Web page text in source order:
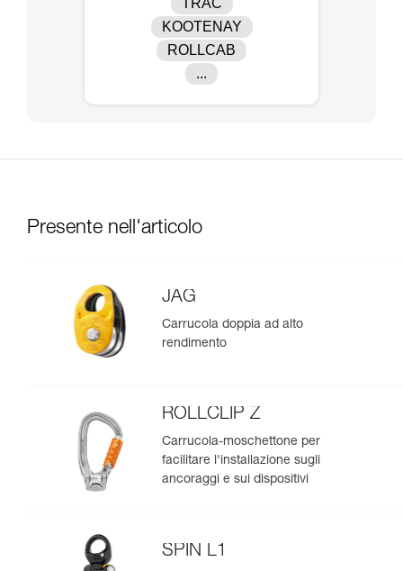
TRAC
KOOTENAY
ROLLCAB
...
Presente nell'articolo
JAG
Carrucola doppia ad alto
rendimento
ROLLCLIP Z
Carrucola-moschettone per
facilitare l'installazione sugli
ancoraggi e sui dispositivi
SPIN L1